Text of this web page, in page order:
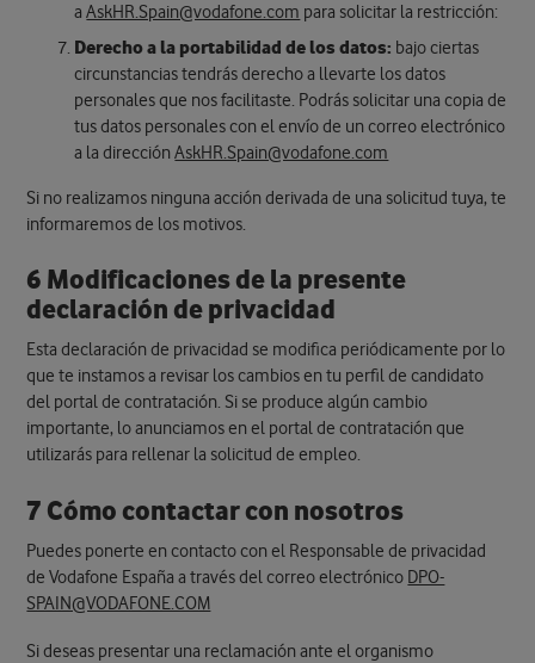
aAskHR.Spain@vodafone.com para solicitar la restricción:
Derecho a la portabilidad de los datos: bajo ciertas
circunstancias tendrás derecho a llevarte los datos
personales que nos facilitaste. Podrás solicitar una copia de
tus datos personales con el envío de un correo electrónico
a la direcciónAskHR.Spain@vodafone.com
​​Si no realizamos ninguna acción derivada de una solicitud tuya, te
informaremos de los motivos.
6 Modificaciones de la presente
declaración de privacidad
Esta declaración de privacidad se modifica periódicamente por lo
que te instamos a revisar los cambios en tu perfil de candidato
del portal de contratación. Si se produce algún cambio
importante, lo anunciamos en el portal de contratación que
utilizarás para rellenar la solicitud de empleo.
7 Cómo contactar con nosotros
Puedes ponerte en contacto con el Responsable de privacidad
de Vodafone España a través del correo electrónico DPO-
SPAIN@VODAFONE.COM
Si deseas presentar una reclamación ante el organismo